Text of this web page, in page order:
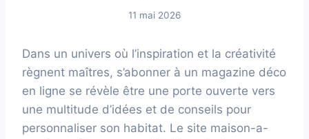
11 mai 2026
Dans un univers où l’inspiration et la créativité
règnent maîtres, s’abonner à un magazine déco
en ligne se révèle être une porte ouverte vers
une multitude d’idées et de conseils pour
personnaliser son habitat. Le site maison-a-